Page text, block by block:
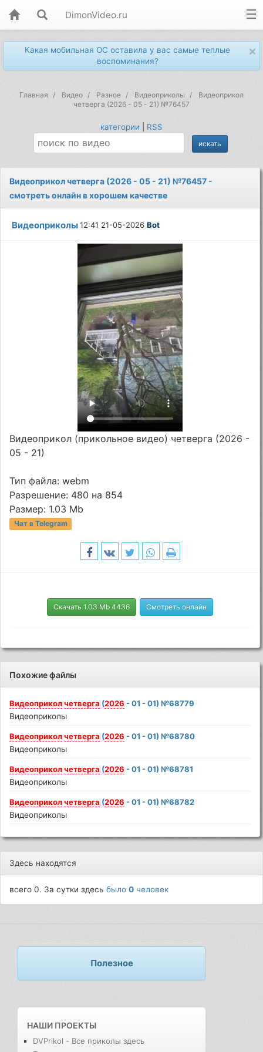
DimonVideo.ru
×
Какая мобильная ОС оставила у вас самые теплые
воспоминания?
Главная Видео Разное Видеоприколы
Видеоприкол
четверга (2026 - 05 - 21) №76457
категории RSS
Видеоприкол четверга (2026 - 05 - 21) №76457 -
смотреть онлайн в хорошем качестве
Видеоприколы12:41 21-05-2026Bot
Видеоприкол (прикольное видео) четверга (2026 -
05 - 21)
Тип файла: webm
Разрешение: 480 на 854
Размер: 1.03 Mb
Чат в Telegram
Скачать 1.03 Mb 4436 Смотреть онлайн
Похожие файлы
Видеоприкол четверга (2026 - 01 - 01) №68779
Видеоприколы
Видеоприкол четверга (2026 - 01 - 01) №68780
Видеоприколы
Видеоприкол четверга (2026 - 01 - 01) №68781
Видеоприколы
Видеоприкол четверга (2026 - 01 - 01) №68782
Видеоприколы
Здесь находятся
всего 0. За сутки здесьбыло0 человек
Полезное
НАШИ ПРОЕКТЫ
DVPrikol - Все приколы здесь